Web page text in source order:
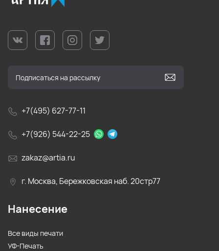
+7(495) 627-77-11
+7(926) 544-22-25
zakaz@artia.ru
г. Москва, Бережковская наб. 20стр77
Нанесение
Все виды печати
УФ-Печать